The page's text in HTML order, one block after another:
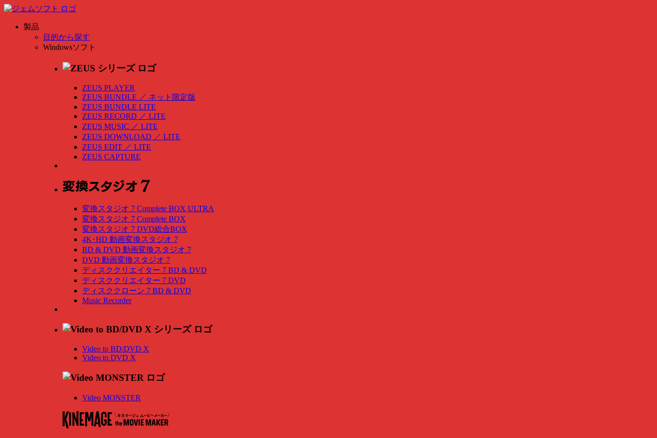
製品
目的から探す
Windowsソフト
ZEUS PLAYER
ZEUS BUNDLE ／ ネット限定版
ZEUS BUNDLE LITE
ZEUS RECORD ／ LITE
ZEUS MUSIC ／ LITE
ZEUS DOWNLOAD ／ LITE
ZEUS EDIT ／ LITE
ZEUS CAPTURE
変換スタジオ 7 Complete BOX ULTRA
変換スタジオ 7 Complete BOX
変換スタジオ 7 DVD総合BOX
4K･HD 動画変換スタジオ 7
BD & DVD 動画変換スタジオ 7
DVD 動画変換スタジオ 7
ディスククリエイター 7 BD & DVD
ディスククリエイター 7 DVD
ディスククローン 7 BD & DVD
Music Recorder
Video to BD/DVD X
Video to DVD X
Video MONSTER